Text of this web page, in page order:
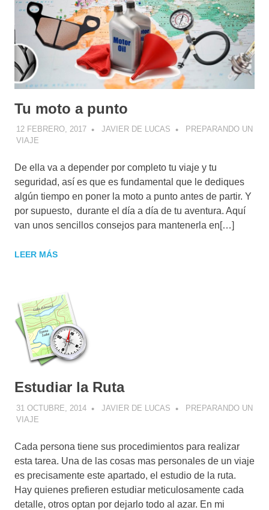
Tu moto a punto
12 FEBRERO, 2017 JAVIER DE LUCAS
PREPARANDO UN
VIAJE
De ella va a depender por completo tu viaje y tu
seguridad, así es que es fundamental que le dediques
algún tiempo en poner la moto a punto antes de partir. Y
por supuesto, durante el día a día de tu aventura. Aquí
van unos sencillos consejos para mantenerla en[…]
LEER MÁS
Estudiar la Ruta
31 OCTUBRE, 2014 JAVIER DE LUCAS
PREPARANDO UN
VIAJE
Cada persona tiene sus procedimientos para realizar
esta tarea. Una de las cosas mas personales de un viaje
es precisamente este apartado, el estudio de la ruta.
Hay quienes prefieren estudiar meticulosamente cada
detalle, otros optan por dejarlo todo al azar. En mi